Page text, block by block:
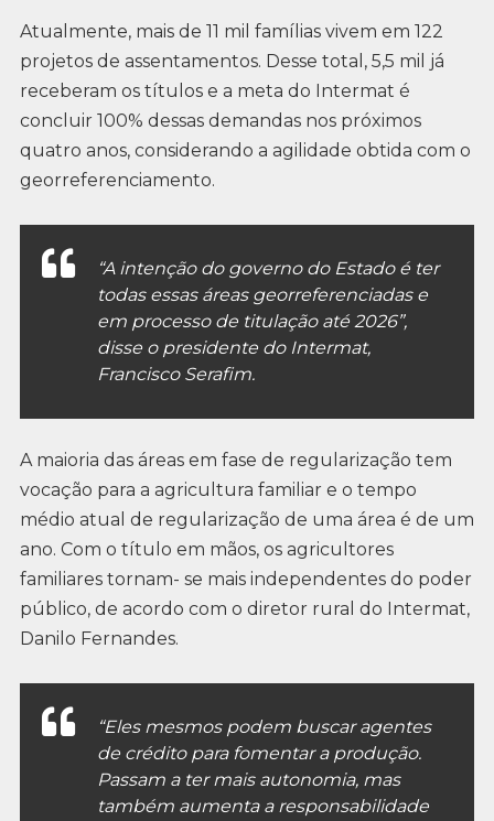
Atualmente, mais de 11 mil famílias vivem em 122
projetos de assentamentos. Desse total, 5,5 mil já
receberam os títulos e a meta do Intermat é
concluir 100% dessas demandas nos próximos
quatro anos, considerando a agilidade obtida com o
georreferenciamento.
“A intenção do governo do Estado é ter
todas essas áreas georreferenciadas e
em processo de titulação até 2026”,
disse o presidente do Intermat,
Francisco Serafim.
A maioria das áreas em fase de regularização tem
vocação para a agricultura familiar e o tempo
médio atual de regularização de uma área é de um
ano. Com o título em mãos, os agricultores
familiares tornam- se mais independentes do poder
público, de acordo com o diretor rural do Intermat,
Danilo Fernandes.
“Eles mesmos podem buscar agentes
de crédito para fomentar a produção.
Passam a ter mais autonomia, mas
também aumenta a responsabilidade